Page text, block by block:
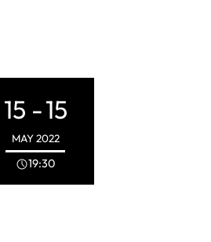
15 -15
MAY2022
19:30